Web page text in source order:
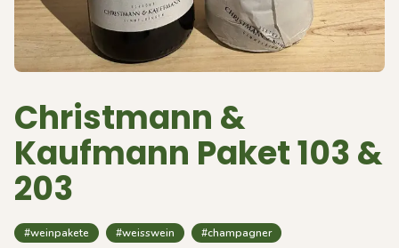
Christmann &
Kaufmann Paket 103 &
203
#weinpakete #weisswein #champagner